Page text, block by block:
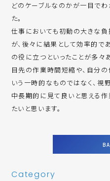
どのケーブルなのかが一目で
た。
仕事においても初動の大きな
が、後々に結果として効率的で
の役に立つといったことが多々あ
目先の作業時間短縮や、自分
いう一時的なものではなく、視野
中長期的に見て良いと思える
たいと思います。
Category